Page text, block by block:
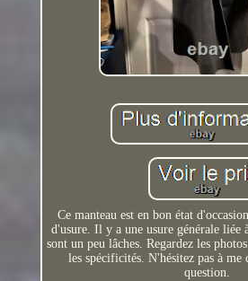
Ce manteau est en bon état
d'usure. Il y a une usure générale liée
sont un peu lâches. Regardez les
les spécificités. N'hésitez pas à me
question.